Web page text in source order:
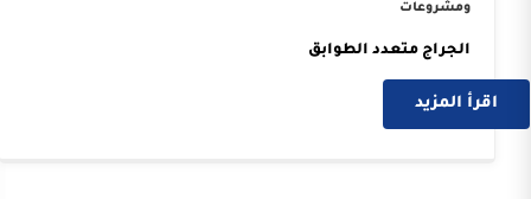
ومشروعات
الجراج متعدد الطوابق
إقرأ المزيد
اقرأ المزيد